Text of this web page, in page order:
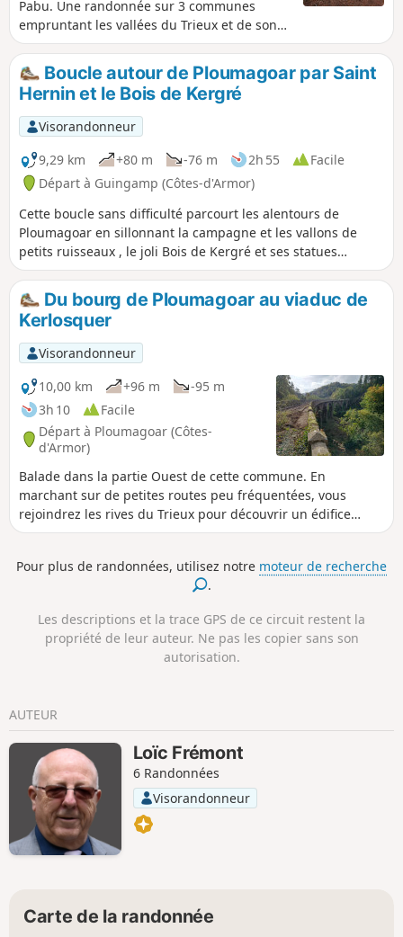
Pabu. Une randonnée sur 3 communes
empruntant les vallées du Trieux et de son
affluent le Frout. Paysages variés avec une
large partie en sous bois.
Boucle autour de Ploumagoar par Saint
Hernin et le Bois de Kergré
Visorandonneur
9,29 km
+80 m -76 m 2h 55
Facile
Départ à Guingamp (Côtes-d'Armor)
Cette boucle sans difficulté parcourt les alentours de
Ploumagoar en sillonnant la campagne et les vallons de
petits ruisseaux , le joli Bois de Kergré et ses statues
contemporaines et son sentier très bien aménagé propice à
la flânerie et à la détente. Entre ces deux espaces naturels,
quelques chemins plus "urbains" vous mèneront à Sait-
Hernin avec sa zone de pique-nique située à côté de la
source, du lavoir et du four à pain réhabilité récemment.
Du bourg de Ploumagoar au viaduc de
Kerlosquer
Visorandonneur
10,00 km
+96 m
-95 m
3h 10
Facile
Départ à Ploumagoar (Côtes-
d'Armor)
Balade dans la partie Ouest de cette commune. En
marchant sur de petites routes peu fréquentées, vous
rejoindrez les rives du Trieux pour découvrir un édifice
aussi insolite que spectaculaire : le viaduc de l'ancienne
Pour plus de randonnées, utilisez notre moteur de recherche
.
Les descriptions et la trace GPS de ce circuit restent la
propriété de leur auteur. Ne pas les copier sans son
autorisation.
AUTEUR
Loïc Frémont
6 Randonnées
Visorandonneur
Carte de la randonnée